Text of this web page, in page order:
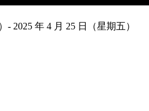
- 2025 年 4 月 25 日（星期五）